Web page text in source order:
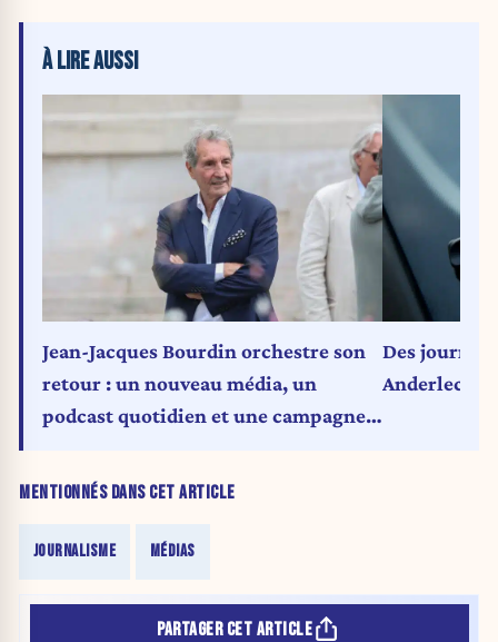
MENTIONNÉS DANS CET ARTICLE
JOURNALISME MÉDIAS
À LIRE AUSSI
Jean-Jacques Bourdin orchestre son
retour : un nouveau média, un
podcast quotidien et une campagne
Des
Anderlecht
PARTAGER CET ARTICLE